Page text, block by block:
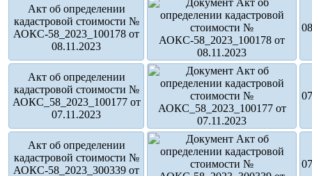
Акт об определении
кадастровой стоимости №
АОКС-58_2023_100178 от
08.11.2023
Акт об определении
кадастровой стоимости №
АОКС_58_2023_100177 от
07.11.2023
Акт об определении
кадастровой стоимости №
АОКС-58_2023_300339 от